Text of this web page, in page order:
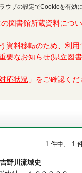
ザの設定でCookieを有効に
図書館所蔵資料につ
資料移転のため、利用
要なお知らせ(県立図
応状況 」をご確認くだ
1 件中、 1
野川流域史